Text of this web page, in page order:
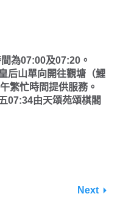
為07:00及07:20。
后山單向開往觀塘（鯉
繁忙時間提供服務。
07:34由天頌苑頌棋閣
Next